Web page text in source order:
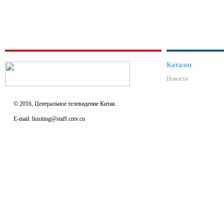
© 2016, Центральное телевидение Китая.
E-mail: liusiting@staff.cntv.cn
Каталог
Новости